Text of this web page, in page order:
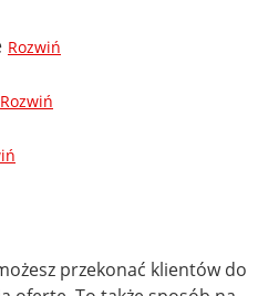
Rozwiń
Rozwiń
przekonać klientów do